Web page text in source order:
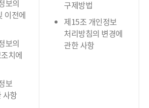
보의
이전에
보의
치에
보
사항
구제방법
제15조 개인정보
처리방침의 변경에
관한 사항